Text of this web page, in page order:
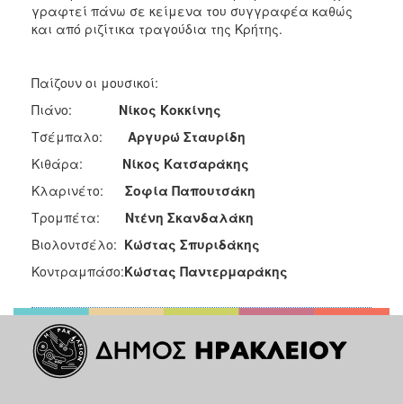
γραφτεί πάνω σε κείμενα του συγγραφέα καθώς
και από ριζίτικα τραγούδια της Κρήτης.
Παίζουν οι μουσικοί:
Πιάνο: Νίκος Κοκκίνης
Τσέμπαλο: Αργυρώ Σταυρίδη
Κιθάρα: Νίκος Κατσαράκης
Κλαρινέτο: Σοφία Παπουτσάκη
Τρομπέτα: Ντένη Σκανδαλάκη
Βιολοντσέλο: Κώστας Σπυριδάκης
Κοντραμπάσο:Κώστας Παντερμαράκης